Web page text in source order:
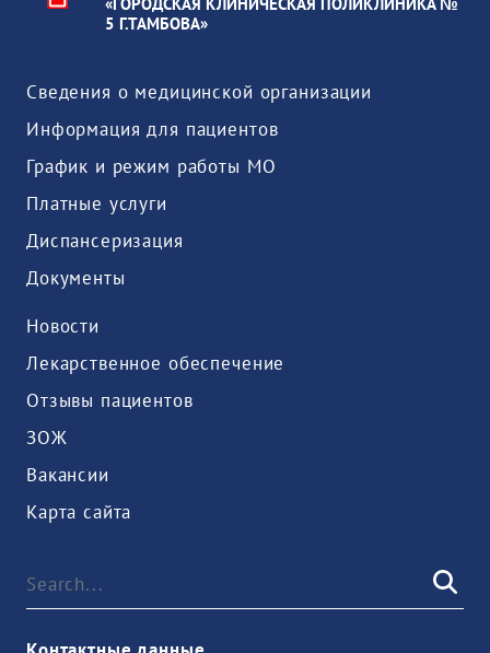
5 Г.ТАМБОВА»
Сведения о медицинской организации
Информация для пациентов
График и режим работы МО
Платные услуги
Диспансеризация
Документы
Новости
Лекарственное обеспечение
Отзывы пациентов
ЗОЖ
Вакансии
Карта сайта